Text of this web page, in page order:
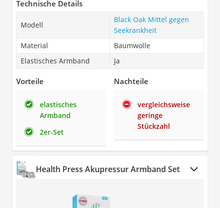
Technische Details
Modell
Black Oak Mittel gegen
Seekrankheit
Material
Baumwolle
Elastisches Armband
Ja
Vorteile
elastisches
Armband
2er-Set
Nachteile
vergleichsweise
geringe
Stückzahl
Health Press Akupressur Armband Set